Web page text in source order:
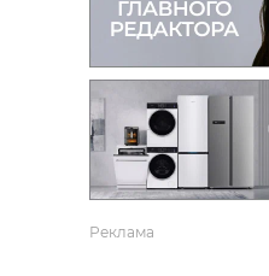
Реклама